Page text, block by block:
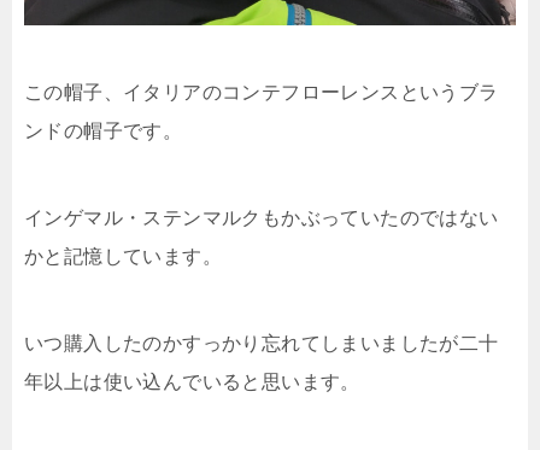
この帽子、イタリアのコンテフローレンスというブラ
ンドの帽子です。
インゲマル・ステンマルクもかぶっていたのではない
かと記憶しています。
いつ購入したのかすっかり忘れてしまいましたが二十
年以上は使い込んでいると思います。